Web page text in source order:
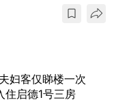
妇客仅睇楼一次
住启德1号三房